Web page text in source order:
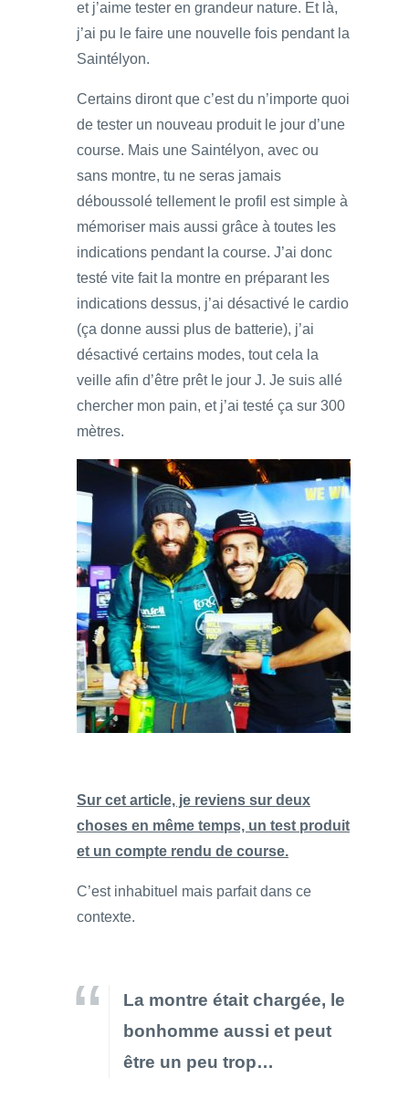
et j’aime tester en grandeur nature. Et là,
j’ai pu le faire une nouvelle fois pendant la
Saintélyon.
Certains diront que c’est du n’importe quoi
de tester un nouveau produit le jour d’une
course. Mais une Saintélyon, avec ou
sans montre, tu ne seras jamais
déboussolé tellement le profil est simple à
mémoriser mais aussi grâce à toutes les
indications pendant la course. J’ai donc
testé vite fait la montre en préparant les
indications dessus, j’ai désactivé le cardio
(ça donne aussi plus de batterie), j’ai
désactivé certains modes, tout cela la
veille afin d’être prêt le jour J. Je suis allé
chercher mon pain, et j’ai testé ça sur 300
mètres.
Sur cet article, je reviens sur deux
choses en même temps, un test produit
et un compte rendu de course.
C’est inhabituel mais parfait dans ce
contexte.
La montre était chargée, le
bonhomme aussi et peut
être un peu trop…